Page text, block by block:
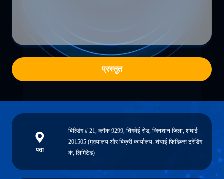
प्रस्तुत
पता
बिल्डिंग # 21, ब्लॉक 9299, तिंगवेई रोड, जिनशान जिला, शंघाई
201505 (मुख्यालय और बिक्री कार्यालय: शंघाई फिडिक्स ट्रेडिंग
कं, लिमिटेड)